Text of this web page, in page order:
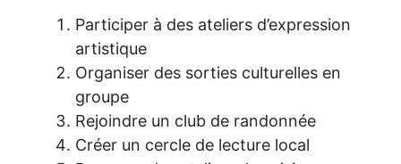
Participer à des ateliers d’expression
artistique
Organiser des sorties culturelles en
groupe
Rejoindre un club de randonnée
Créer un cercle de lecture local